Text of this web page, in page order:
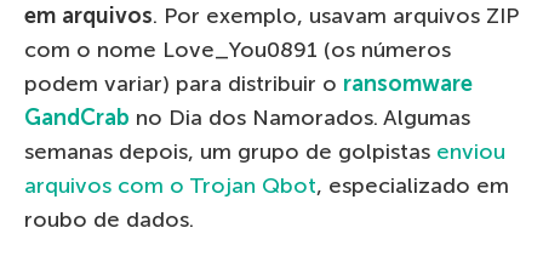
em arquivos. Por exemplo, usavam arquivos ZIP
com o nome Love_You0891 (os números
podem variar) para distribuir o ransomware
GandCrab no Dia dos Namorados. Algumas
semanas depois, um grupo de golpistas enviou
arquivos com o Trojan Qbot, especializado em
roubo de dados.